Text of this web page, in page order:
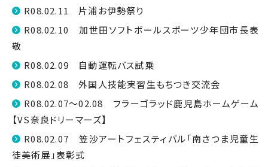
R08.02.11 片浦お伊勢祭り
R08.02.10 加世田ソフトボールスポーツ少年団市長表
敬
R08.02.09 自動運転バス試乗
R08.02.08 外国人技能実習生もちつき交流会
R08.02.07～02.08 フラーゴラッド鹿児島ホームゲーム
【VS奈良ドリーマーズ】
R08.02.07 笠沙アートフェスティバル「南さつま児童生
徒美術展」表彰式